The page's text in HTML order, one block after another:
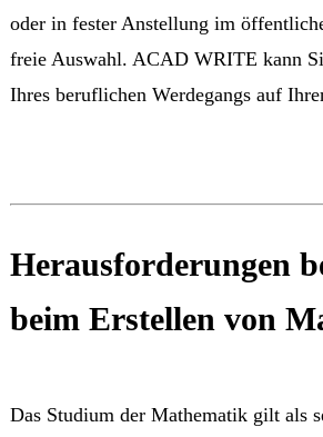
oder in fester Anstellung im
freie Auswahl. ACAD WRITE kann
Ihres beruflichen Werdegangs auf
Herausforderungen
beim Erstellen von
Das Studium der Mathematik gilt als